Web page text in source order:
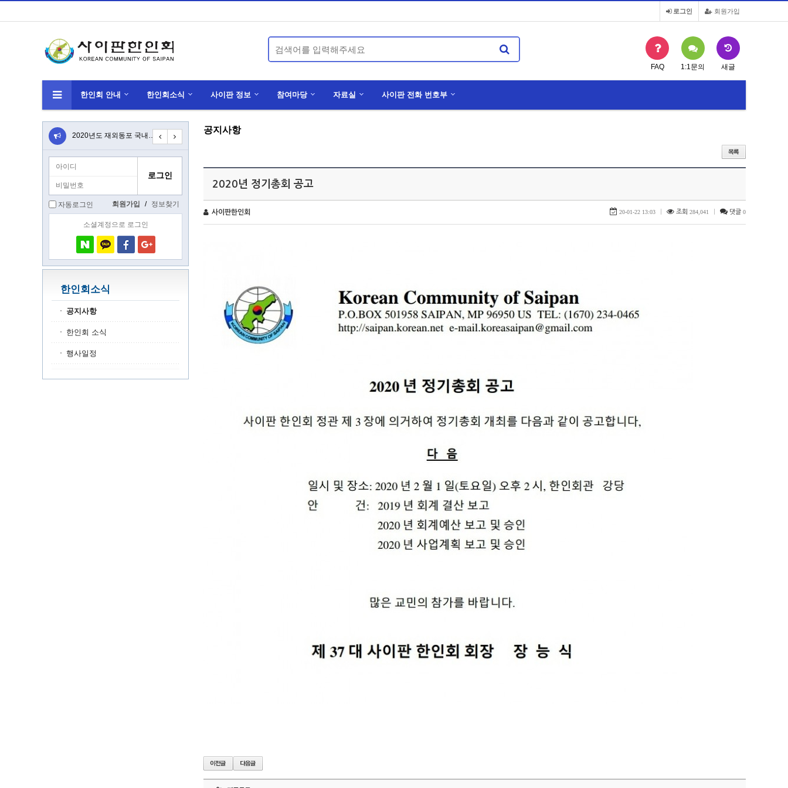
회원가입
로그인
FAQ 1:1문의 새글
한인회 안내 한인회소식 사이판 정보 참여마당 자료실 사이판 전화 번호부
공지사항
2020년 정기총회 공고
사이판한인회 20-01-22 13:03 조회 284,041 댓글 0
선천적 복수 국적자 국적선택신고 안내 2020년도 재외동포 국내교유과정(K-HED… 코로나 바이러스(우한 폐렴) 관련 안전공지
자동로그인 회원가입 / 정보찾기
소셜계정으로 로그인
한인회소식
공지사항
한인회 소식
행사일정